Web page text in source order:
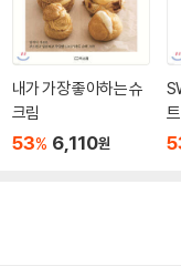
내가 가장 좋아하는 슈
크림
53% 6,110원